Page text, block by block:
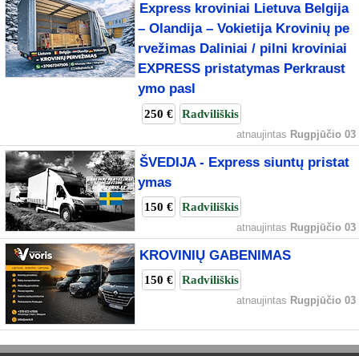
Express kroviniai Lietuva Belgija
– Olandija – Vokietija Krovinių pe
rvežimas Daliniai / pilni kroviniai
EXPRESS pristatymas Perkraust
ymo pasl
250 € Radviliškis
atnaujintas Rugpjūčio 03
ŠVEDIJA - Express siuntų pristat
ymas
150 € Radviliškis
atnaujintas Rugpjūčio 03
KROVINIŲ GABENIMAS
150 € Radviliškis
atnaujintas Rugpjūčio 03